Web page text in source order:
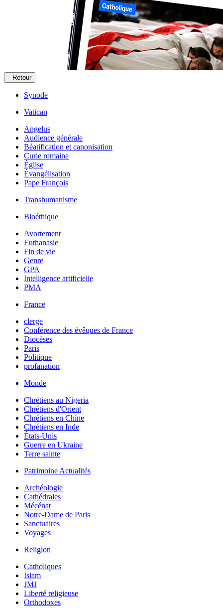
Retour
Synode
Vatican
Angelus
Audience générale
Béatification et canonisation
Curie romaine
Église
Évangélisation
Pape François
Transhumanisme
Bioéthique
Avortement
Euthanasie
Fin de vie
Genre
GPA
Intelligence artificielle
PMA
France
clerge
Conférence des évêques de France
Diocèses
Paris
Politique
profanation
Monde
Chrétiens au Nigeria
Chrétiens d'Orient
Chrétiens en Chine
Chrétiens en Inde
États-Unis
Guerre en Ukraine
Terre sainte
Patrimoine Actualités
Archéologie
Cathédrales
Mécénat
Notre-Dame de Paris
Sanctuaires
Voyages
Religion
Catholiques
Islam
JMJ
Liberté religieuse
Orthodoxes